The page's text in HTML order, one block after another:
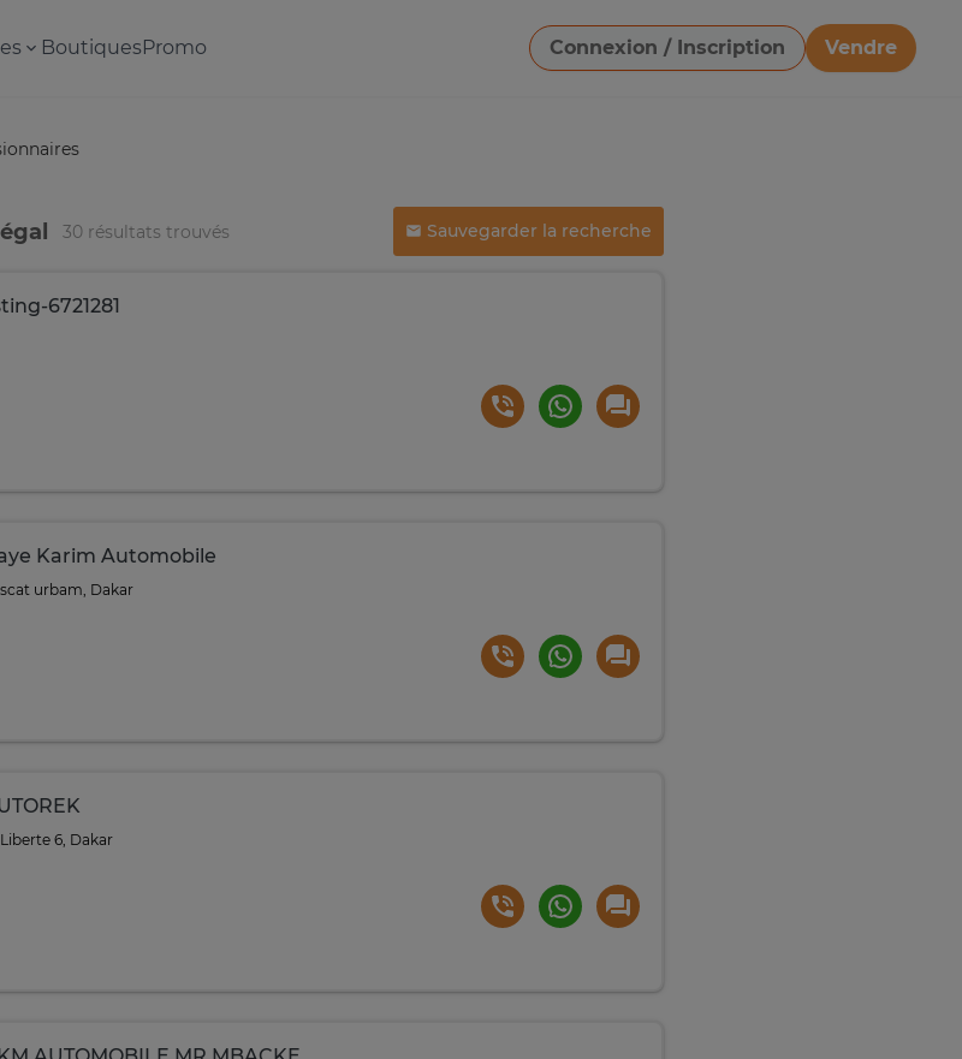
BoutiquesPromo Connexion / Inscription
Vendre
Télécharger une image
30 résultats trouvés Sauvegarder la recherche
6721281
Karim Automobile
scat urbam, Dakar
Liberte 6, Dakar